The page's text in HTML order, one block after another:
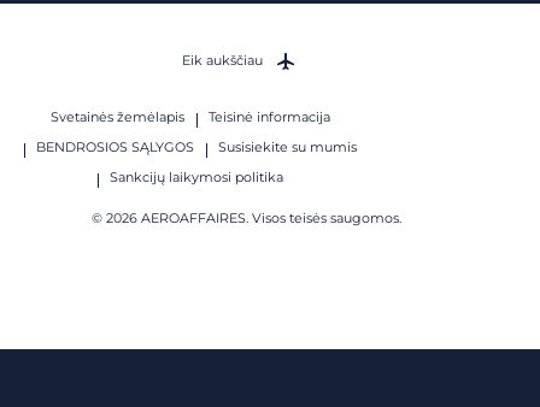
Svetainės žemėlapis
Teisinė informacija
BENDROSIOS SĄLYGOS
Susisiekite su mumis
Sankcijų laikymosi politika
© 2026 AEROAFFAIRES. Visos teisės saugomos.
Eik aukščiau